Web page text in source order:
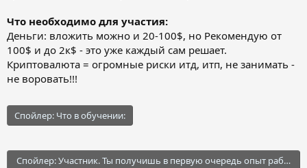
Что необходимо для участия:
Деньги: вложить можно и 20-100$, но Рекомендую от
100$ и до 2к$ - это уже каждый сам решает.
Криптовалюта = огромные риски итд, итп, не занимать -
не воровать!!!
Спойлер: Что в обучении:
Спойлер:Участник. Ты получишь в первую очередь опыт работы